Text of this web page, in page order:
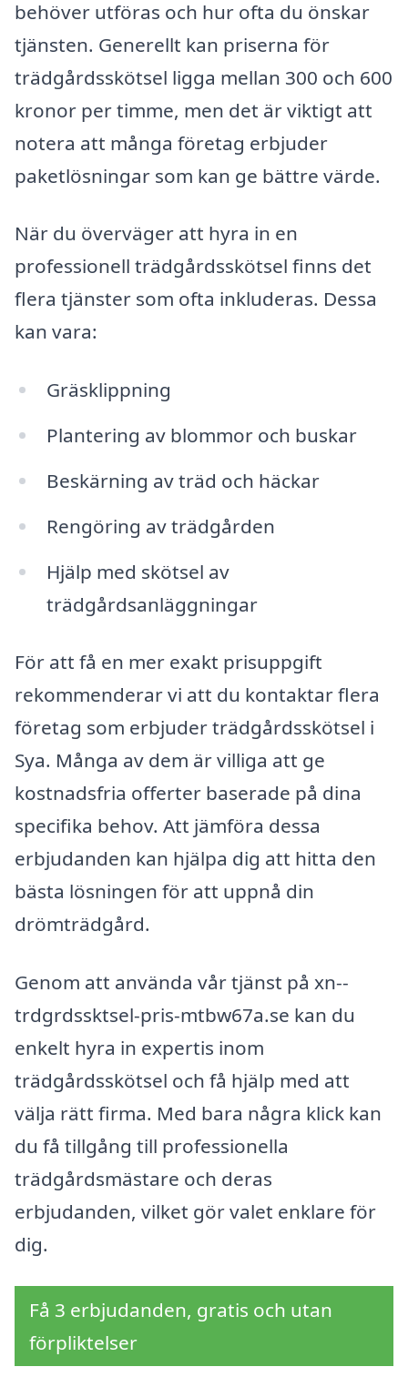
behöver utföras och hur ofta du önskar
tjänsten. Generellt kan priserna för
trädgårdsskötsel ligga mellan 300 och 600
kronor per timme, men det är viktigt att
notera att många företag erbjuder
paketlösningar som kan ge bättre värde.
När du överväger att hyra in en
professionell trädgårdsskötsel finns det
flera tjänster som ofta inkluderas. Dessa
kan vara:
Gräsklippning
Plantering av blommor och buskar
Beskärning av träd och häckar
Rengöring av trädgården
Hjälp med skötsel av
trädgårdsanläggningar
För att få en mer exakt prisuppgift
rekommenderar vi att du kontaktar flera
företag som erbjuder trädgårdsskötsel i
Sya. Många av dem är villiga att ge
kostnadsfria offerter baserade på dina
specifika behov. Att jämföra dessa
erbjudanden kan hjälpa dig att hitta den
bästa lösningen för att uppnå din
drömträdgård.
Genom att använda vår tjänst på xn--
trdgrdssktsel-pris-mtbw67a.se kan du
enkelt hyra in expertis inom
trädgårdsskötsel och få hjälp med att
välja rätt firma. Med bara några klick kan
du få tillgång till professionella
trädgårdsmästare och deras
erbjudanden, vilket gör valet enklare för
dig.
Få 3 erbjudanden, gratis och utan
förpliktelser